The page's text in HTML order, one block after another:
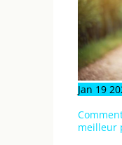
Jan 19
meilleur